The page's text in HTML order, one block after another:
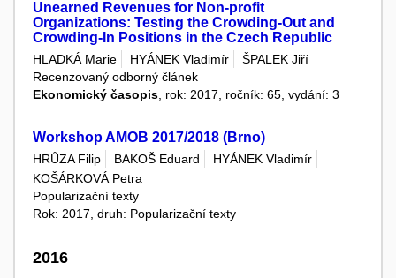
Unearned Revenues for Non-profit
Organizations: Testing the Crowding-Out and
Crowding-In Positions in the Czech Republic
HLADKÁ Marie HYÁNEK Vladimír
ŠPALEK Jiří
Recenzovaný odborný článek
Ekonomický časopis , rok: 2017, ročník: 65, vydání: 3
Workshop AMOB 2017/2018 (Brno)
HRŮZA Filip BAKOŠ Eduard
HYÁNEK Vladimír
KOŠÁRKOVÁ Petra
Popularizační texty
Rok: 2017, druh: Popularizační texty
2016